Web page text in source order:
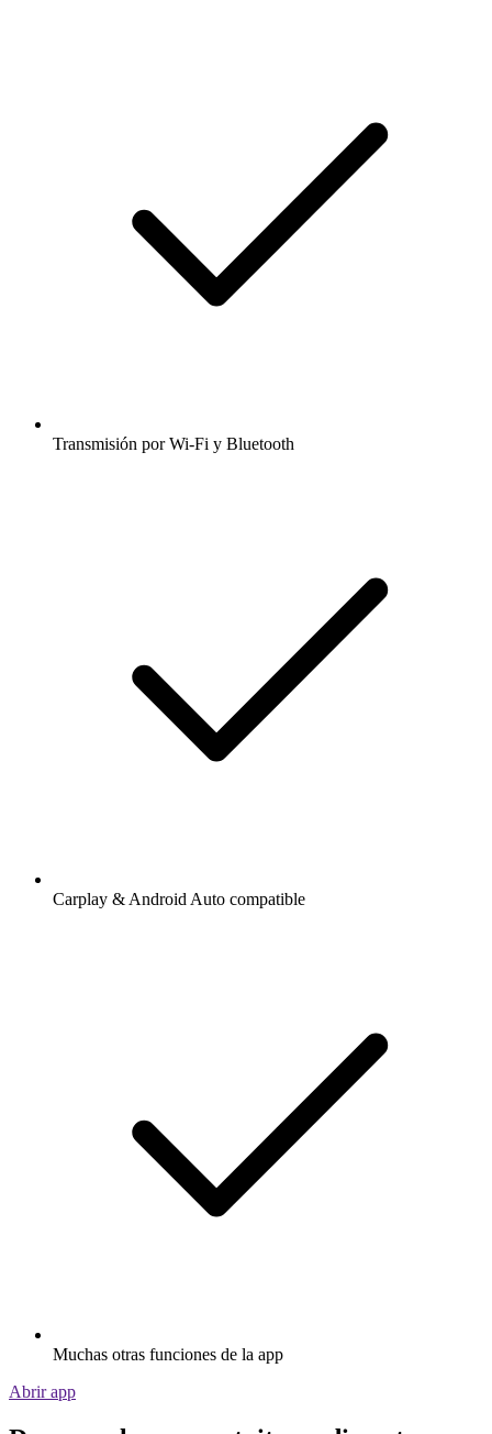
Transmisión por Wi-Fi y Bluetooth
Carplay & Android Auto compatible
Muchas otras funciones de la app
Abrir app